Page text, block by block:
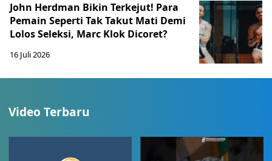
John Herdman Bikin Terkejut! Para
Pemain Seperti Tak Takut Mati Demi
Lolos Seleksi, Marc Klok Dicoret?
16 Juli 2026
Video Terbaru